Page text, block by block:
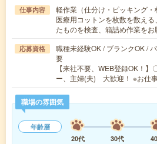
仕事内容
軽作業（仕分け・ピッキング・
医療用コットンを枚数を数え
たものを検査、箱詰め作業を
応募資格
職種未経験OK / ブランクOK /
要
【来社不要、WEB登録OK！
ー、主婦(夫) 大歓迎！ ※お仕
職場の雰囲気
年齢層
20代
30代